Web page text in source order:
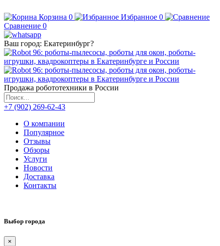
Корзина 0 Избранное 0
Сравнение 0
Ваш город: Екатеринбург?
Продажа робототехники в России
+7 (902) 269-62-43
О компании
Популярное
Отзывы
Обзоры
Услуги
Новости
Доставка
Контакты
Выбор города
×